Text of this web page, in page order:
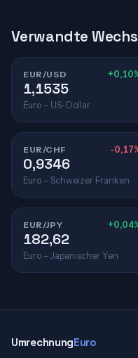
Verwandte
EUR/USD
1,1535
Euro – US-Dollar
EUR/CHF -
0,9346
Euro – Schweizer Franken
EUR/JPY
182,62
Euro – Japanischer Yen
UmrechnungEuro